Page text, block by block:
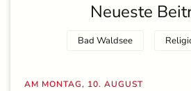
Neueste
Bad Waldsee
AM MONTAG, 10. AUGUST